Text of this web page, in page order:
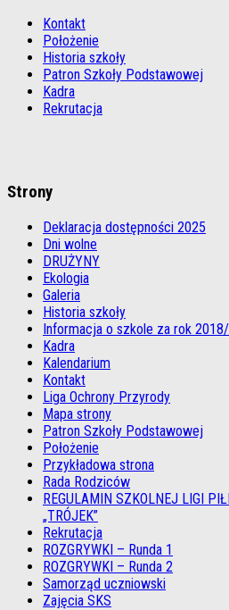
Kontakt
Położenie
Historia szkoły
Patron Szkoły Podstawowej
Kadra
Rekrutacja
Strony
Deklaracja dostępności 2025
Dni wolne
DRUŻYNY
Ekologia
Galeria
Historia szkoły
Informacja o szkole za rok
Kadra
Kalendarium
Kontakt
Liga Ochrony Przyrody
Mapa strony
Patron Szkoły Podstawowej
Położenie
Przykładowa strona
Rada Rodziców
REGULAMIN SZKOLNEJ LIGI
„TRÓJEK”
Rekrutacja
ROZGRYWKI – Runda 1
ROZGRYWKI – Runda 2
Samorząd uczniowski
Zajęcia SKS